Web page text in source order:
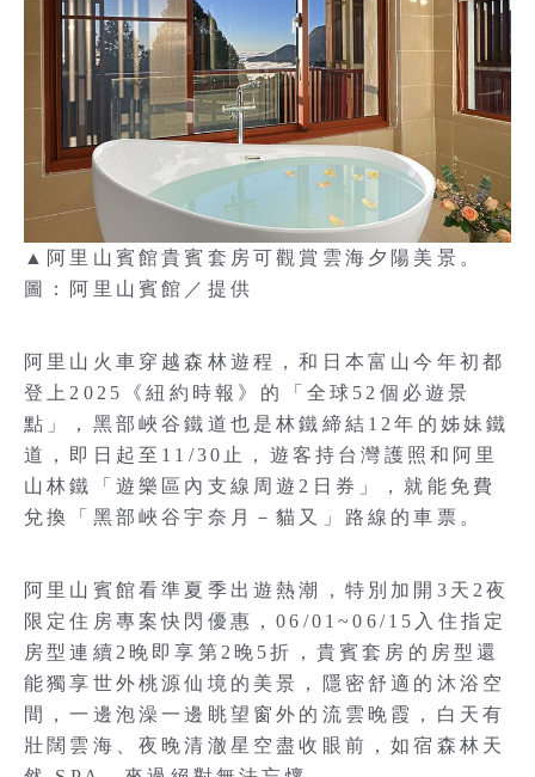
▲阿里山賓館貴賓套房可觀賞雲海夕陽美景。
圖：阿里山賓館／提供
阿里山火車穿越森林遊程，和日本富山今年初都
登上2025《紐約時報》的「全球52個必遊景
點」，黑部峽谷鐵道也是林鐵締結12年的姊妹鐵
道，即日起至11/30止，遊客持台灣護照和阿里
山林鐵「遊樂區內支線周遊2日券」，就能免費
兌換「黑部峽谷宇奈月－貓又」路線的車票。
阿里山賓館看準夏季出遊熱潮，特別加開3天2夜
限定住房專案快閃優惠，06/01~06/15入住指定
房型連續2晚即享第2晚5折，貴賓套房的房型還
能獨享世外桃源仙境的美景，隱密舒適的沐浴空
間，一邊泡澡一邊眺望窗外的流雲晚霞，白天有
壯闊雲海、夜晚清澈星空盡收眼前，如宿森林天